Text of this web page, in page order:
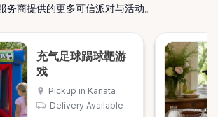
务商提供的更多可信派对与活动。
充气足球踢球靶游
戏
Pickup in Kanata
Delivery Available